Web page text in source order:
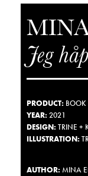
Jeg
PRODUCT:BOOK
YEAR:2021
DESIGN:TRINE +
ILLUSTRATION:
AUTHOR:MINA